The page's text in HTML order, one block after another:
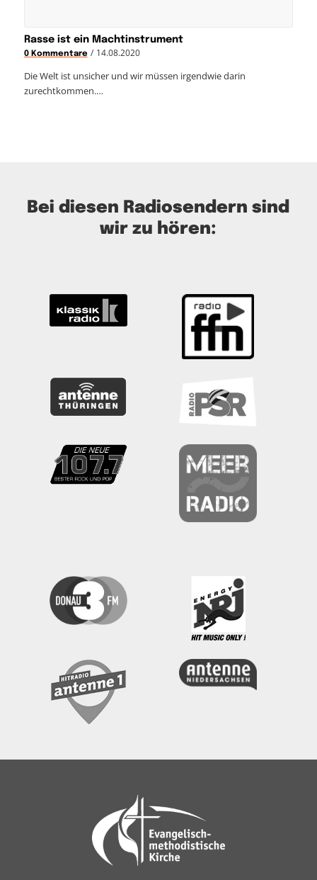
Rasse ist ein Machtinstrument
0 Kommentare / 14.08.2020
Die Welt ist unsicher und wir müssen irgendwie darin
zurechtkommen.…
Bei diesen Radiosendern sind
wir zu hören: